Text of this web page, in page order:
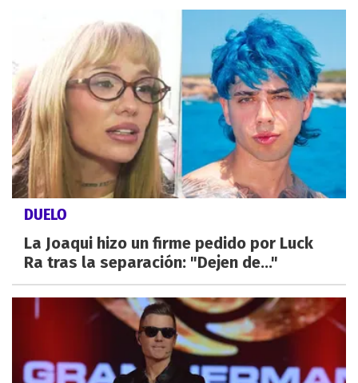
DUELO
La Joaqui hizo un firme pedido por Luck
Ra tras la separación: "Dejen de..."